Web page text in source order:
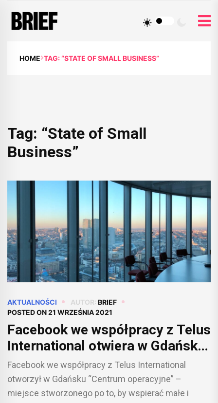
HOME TAG: “STATE OF SMALL BUSINESS”
Tag: “State of Small
Business”
AKTUALNOŚCI AUTOR: BRIEF
POSTED ON21 WRZEŚNIA 2021
Facebook we współpracy z Telus
International otwiera w Gdańsku
centrum wsparcia dla małych i
średnich firm z Europy
Środkowo-Wschodniej
Facebook we współpracy z Telus International
otworzył w Gdańsku “Centrum operacyjne” –
miejsce stworzonego po to, by wspierać małe i